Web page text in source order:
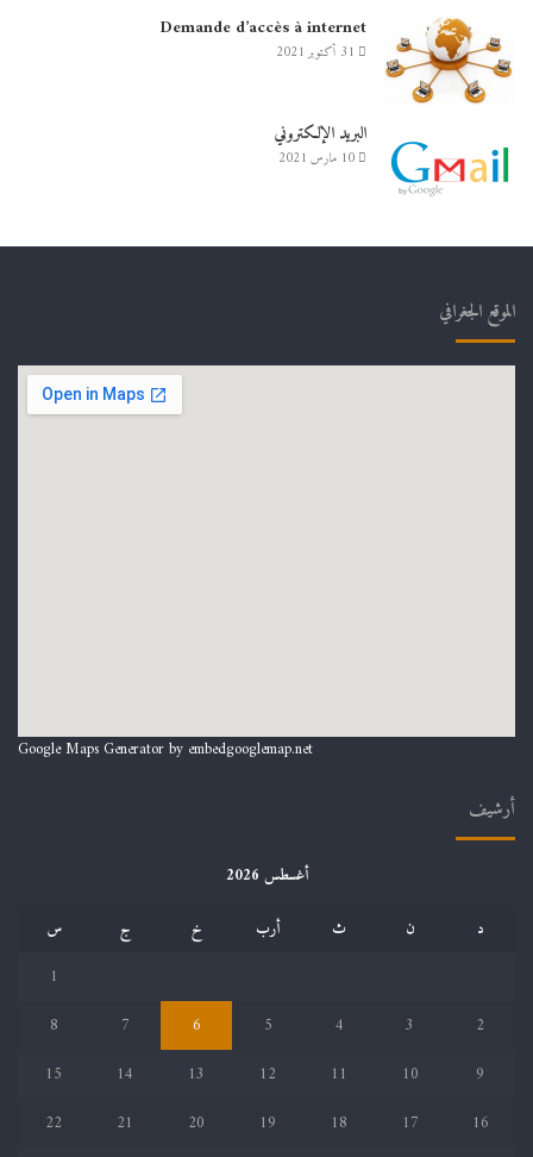
Demande d’accès à internet
31 أكتوبر 2021
البريد الإلكتروني
10 مارس 2021
الموقع الجغرافي
Google Maps Generator by embedgooglemap.net
أرشيف
أغسطس 2026
د
ن ث أرب خ ج
س
1
2
3
4
5
6
7
8
9
10
11
12
13
14
15
16
17
18
19
20
21
22